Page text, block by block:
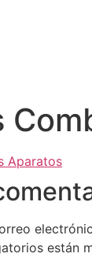
Aparatos
están